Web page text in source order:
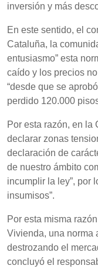
inversión y más
En este sentido, el
Cataluña, la
entusiasmo” esta
caído y los precios
“desde que se
perdido 120.000
Por esta razón, en la
declarar zonas
declaración de
de nuestro ámbito
incumplir la ley”, por
insumisos”.
Por esta misma
Vivienda, una norma
destrozando el
concluyó el